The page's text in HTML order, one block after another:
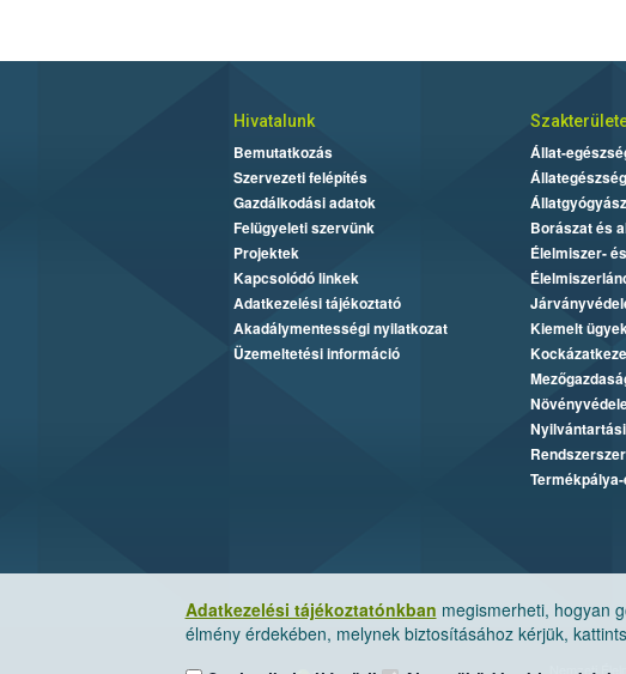
Adatkezelési tájékoztatónkban megismerheti, hogyan
élmény érdekében, melynek biztosításához kérjük,
Hivatalunk
Bemutatkozás
Szervezeti felépítés
Gazdálkodási adatok
Felügyeleti szervünk
Projektek
Kapcsolódó linkek
Adatkezelési tájékoztató
Akadálymentességi nyilatkozat
Üzemeltetési információ
Állat-
Borászat és
Élelmiszer-
Kiemelt
Nemzeti